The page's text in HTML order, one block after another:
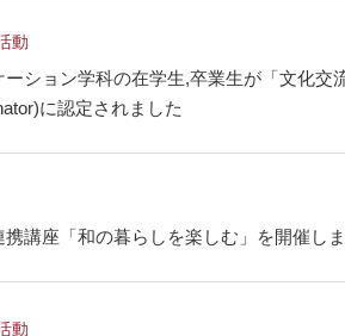
動
ション学科の在学生,卒業生が「文化交
に認定されました
講座「和の暮らしを楽しむ」を開催し
動